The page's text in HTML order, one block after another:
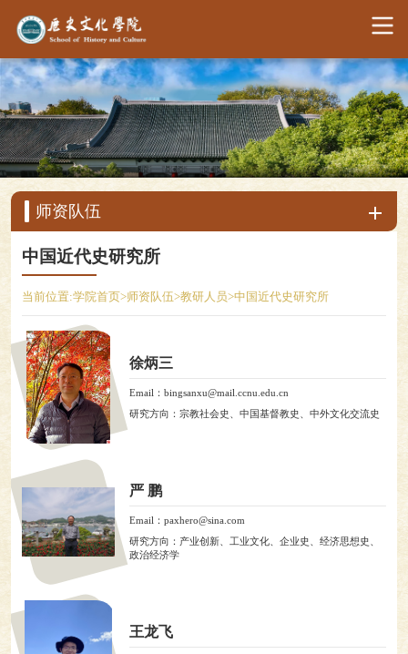
师资队伍
中国近代史研究所
当前位置:学院首页>师资队伍>教研人员>中国近代史研究所
徐炳三
Email：bingsanxu@mail.ccnu.edu.cn
研究方向：宗教社会史、中国基督教史、中外文化交流史
严 鹏
Email：paxhero@sina.com
研究方向：产业创新、工业文化、企业史、经济思想史、
政治经济学
王龙飞